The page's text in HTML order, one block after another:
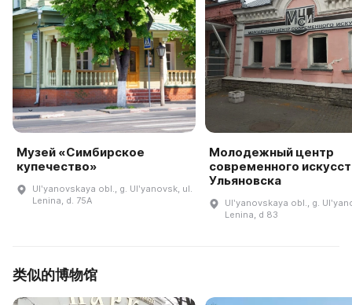
Музей «Симбирское
купечество»
Ulʹyanovskaya obl., g. Ulʹyanovsk, ul.
Lenina, d. 75A
Молодежный центр
современного
Ульяновска
Ulʹyanovskaya obl., g.
Lenina, d 83
类似的博物馆